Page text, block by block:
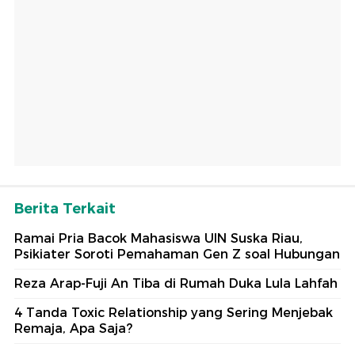
Berita Terkait
Ramai Pria Bacok Mahasiswa UIN Suska Riau,
Psikiater Soroti Pemahaman Gen Z soal Hubungan
Reza Arap-Fuji An Tiba di Rumah Duka Lula Lahfah
4 Tanda Toxic Relationship yang Sering Menjebak
Remaja, Apa Saja?